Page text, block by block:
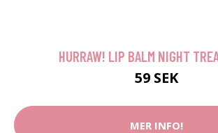
HURRAW! LIP BALM NIGHT
59 SEK
MER INFO!